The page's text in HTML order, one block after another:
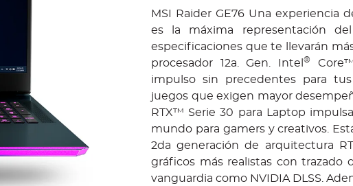
MSI Raider GE76 Una experiencia
es la máxima representación
especificaciones que te llevarán
procesador 12a. Gen. Intel®
impulso sin precedentes para
juegos que exigen mayor
RTX™ Serie 30 para Laptop
mundo para gamers y creativos.
2da generación de arquitectura
gráficos más realistas con trazado
vanguardia como NVIDIA DLSS.